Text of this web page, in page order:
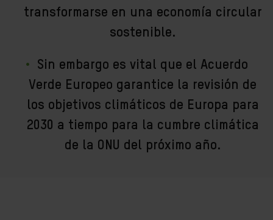
transformarse en una economía circular
sostenible.
Sin embargo es vital que el Acuerdo
Verde Europeo garantice la revisión de
los objetivos climáticos de Europa para
2030 a tiempo para la cumbre climática
de la ONU del próximo año.